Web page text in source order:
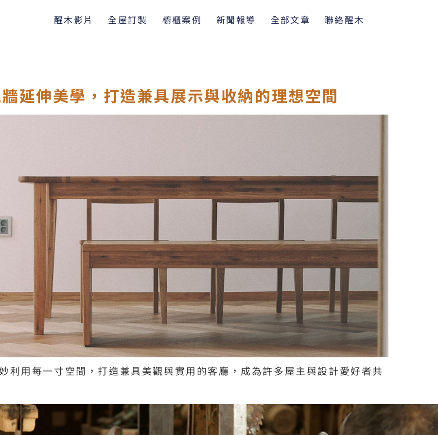
醒木影片 全屋訂製 櫥櫃案例 新聞報導 全部文章 聯絡醒木
延伸美學，打造兼具展示與收納的理想空間
利用每一寸空間，打造兼具美觀與實用的客廳，成為許多屋主與設計愛好者共